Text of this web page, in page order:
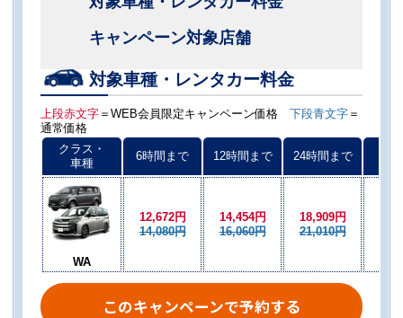
キャンペーン対象店舗
対象車種・レンタカー料金
上段赤文字 ＝WEB会員限定キャンペーン価格 下段青文字 ＝
通常価格
クラス・
車種
6時間まで 12時間まで 24時間まで
WA
12,672円
14,080円
14,454円
16,060円
18,909円
21,010円
このキャンペーンで予約する